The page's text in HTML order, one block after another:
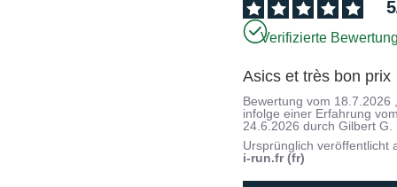
5
Verifizierte
Asics et très bon prix
Bewertung vom 18.7.2026
infolge einer Erfahrung
24.6.2026 durchGilbert G.
Ursprünglich veröffentlicht
i-run.fr (fr)